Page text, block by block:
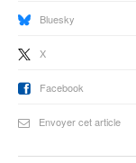
Bluesky
X
Facebook
Envoyer cet article